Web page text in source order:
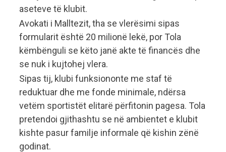
aseteve të klubit.
Avokati i Malltezit, tha se vlerësimi sipas
formularit është 20 milionë lekë, por Tola
këmbënguli se këto janë akte të financës dhe
se nuk i kujtohej vlera.
Sipas tij, klubi funksiononte me staf të
reduktuar dhe me fonde minimale, ndërsa
vetëm sportistët elitarë përfitonin pagesa. Tola
pretendoi gjithashtu se në ambientet e klubit
kishte pasur familje informale që kishin zënë
godinat.